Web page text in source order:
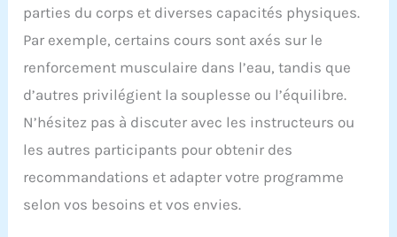
parties du corps et diverses capacités physiques.
Par exemple, certains cours sont axés sur le
renforcement musculaire dans l’eau, tandis que
d’autres privilégient la souplesse ou l’équilibre.
N’hésitez pas à discuter avec les instructeurs ou
les autres participants pour obtenir des
recommandations et adapter votre programme
selon vos besoins et vos envies.